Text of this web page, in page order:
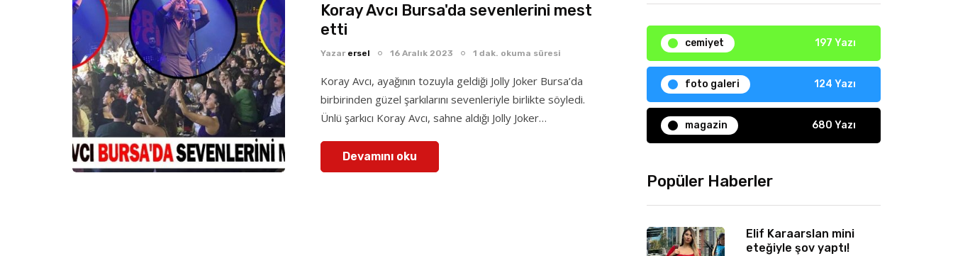
Koray Avcı Bursa'da sevenlerini mest
etti
Yazar ersel 16 Aralık 2023 1 dak. okuma süresi
Koray Avcı, ayağının tozuyla geldiği Jolly Joker Bursa’da
birbirinden güzel şarkılarını sevenleriyle birlikte söyledi.
Ünlü şarkıcı Koray Avcı, sahne aldığı Jolly Joker…
Devamını oku
cemiyet 197 Yazı
foto galeri 124 Yazı
magazin 680 Yazı
Popüler Haberler
Elif Karaarslan mini
eteğiyle şov yaptı!